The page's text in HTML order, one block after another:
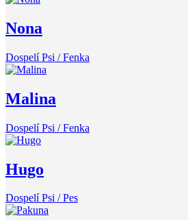
Nona
Dospelí Psi / Fenka
Malina
Dospelí Psi / Fenka
Hugo
Dospelí Psi / Pes